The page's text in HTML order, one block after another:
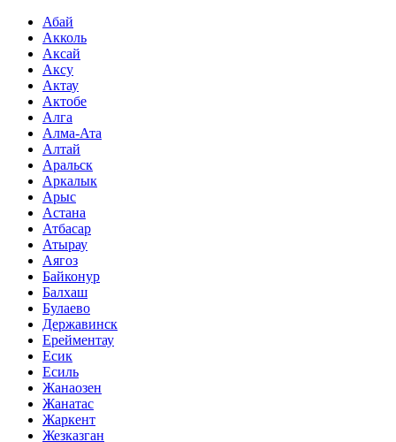
Абай
Акколь
Аксай
Аксу
Актау
Актобе
Алга
Алма-Ата
Алтай
Аральск
Аркалык
Арыс
Астана
Атбасар
Атырау
Аягоз
Байконур
Балхаш
Булаево
Державинск
Ерейментау
Есик
Есиль
Жанаозен
Жанатас
Жаркент
Жезказган